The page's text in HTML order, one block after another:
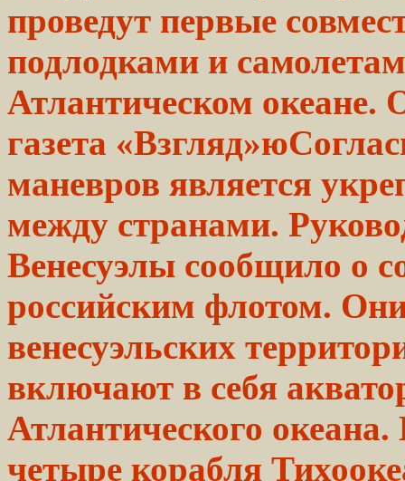
проведут первые
подлодками и
Атлантическом океане.
газета
маневров является
между странами.
Венесуэлы сообщило о
российским флотом.
венесуэльских
включают в себя
Атлантического океана.
четыре корабля